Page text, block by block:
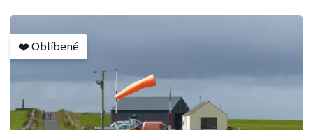
❤️Oblíbené